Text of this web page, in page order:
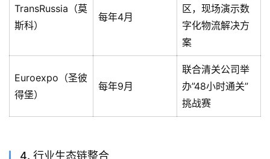
TransRussia（莫
斯科）
每年4月
区，现场演示数
字化物流解决方
案
Euroexpo（圣彼
得堡）
每年9月
联合清关公司举
办”48小时通关”
挑战赛
4. 行业生态链整合